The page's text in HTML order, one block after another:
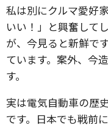
私は別にクルマ愛好
いい！」と興奮して
が、今見ると新鮮で
ています。案外、今
す。
実は電気自動車の歴
です。日本でも戦前